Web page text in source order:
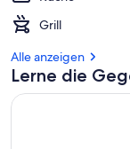
Grill
Alle anzeigen
Lerne die